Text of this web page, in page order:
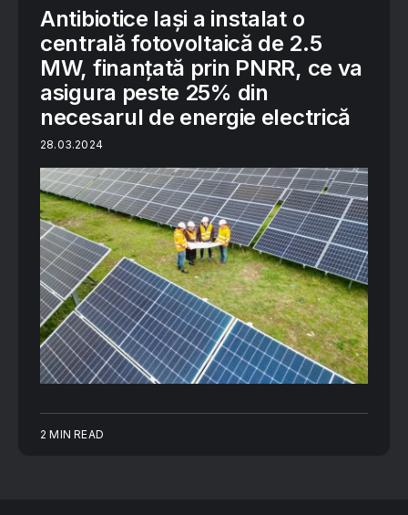
Antibiotice Iași a instalat o
centrală fotovoltaică de 2.5
MW, finanțată prin PNRR, ce va
asigura peste 25% din
necesarul de energie electrică
28.03.2024
2 MIN READ